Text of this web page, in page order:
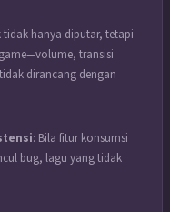
tidak hanya diputar, tetapi
transisi
dirancang dengan
: Bila fitur konsumsi
bug, lagu yang tidak